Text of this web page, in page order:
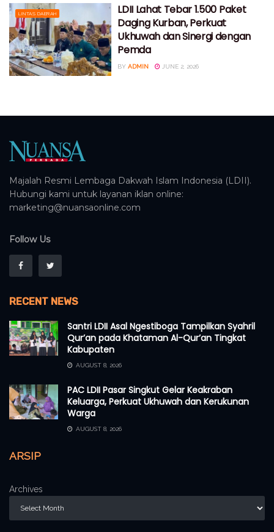
LINTAS DAERAH
LDII Lahat Tebar 1.500 Paket
Daging Kurban, Perkuat
Ukhuwah dan Sinergi dengan
Pemda
BY ADMIN JUNE 2, 2026
Majalah Resmi Lembaga Dakwah Islam Indonesia (LDII).
Hubungi kami untuk layanan iklan online:
marketing@nuansaonline.com
Follow Us
RECENT NEWS
Santri LDII Asal Ngestiboga Tampilkan Syahril
Qur’an pada Khataman Al-Qur’an Tingkat
Kabupaten
AUGUST 8, 2026
PAC LDII Pasar Singkut Gelar Keakraban
Keluarga, Perkuat Ukhuwah dan Kerukunan
Warga
AUGUST 8, 2026
ARSIP
Archives